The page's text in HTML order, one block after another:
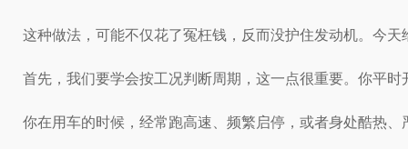
这种做法，可能不仅花了冤枉钱，反而没护住发动机。今
首先，我们要学会按工况判断周期，这一点很重要。你平
你在用车的时候，经常跑高速、频繁启停，或者身处酷热